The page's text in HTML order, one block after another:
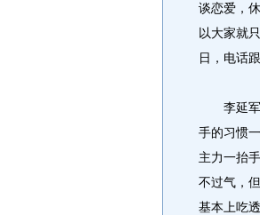
谈恋爱，
以大家就
日，电话
李延军
手的习惯
主力一抬
不过气，
基本上吃